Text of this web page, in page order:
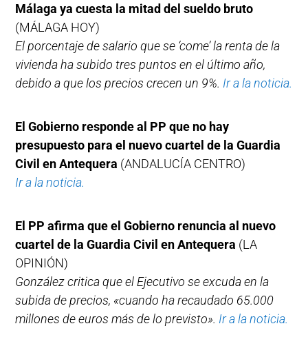
Málaga ya cuesta la mitad del sueldo bruto
(MÁLAGA HOY)
El porcentaje de salario que se ‘come’ la renta de la
vivienda ha subido tres puntos en el último año,
debido a que los precios crecen un 9%. Ir a la noticia.
El Gobierno responde al PP que no hay
presupuesto para el nuevo cuartel de la Guardia
Civil en Antequera (ANDALUCÍA CENTRO)
Ir a la noticia.
El PP afirma que el Gobierno renuncia al nuevo
cuartel de la Guardia Civil en Antequera (LA
OPINIÓN)
González critica que el Ejecutivo se excuda en la
subida de precios, «cuando ha recaudado 65.000
millones de euros más de lo previsto». Ir a la noticia.